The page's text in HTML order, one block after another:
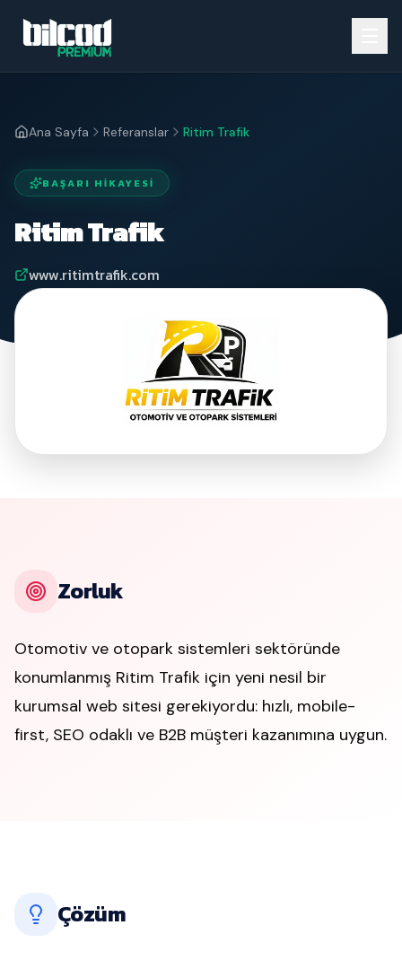
Ana Sayfa Referanslar Ritim Trafik
BAŞARI HIKAYESI
Ritim Trafik
www.ritimtrafik.com
Zorluk
Otomotiv ve otopark sistemleri sektöründe
konumlanmış Ritim Trafik için yeni nesil bir
kurumsal web sitesi gerekiyordu: hızlı, mobile-
first, SEO odaklı ve B2B müşteri kazanımına uygun.
Çözüm